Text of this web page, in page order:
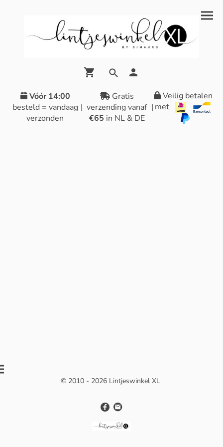
Vóór 14:00
besteld = vandaag
verzonden
|
Gratis
verzending vanaf
€65 in NL & DE
|
Veilig betalen
met
© 2010 - 2026 Lintjeswinkel XL